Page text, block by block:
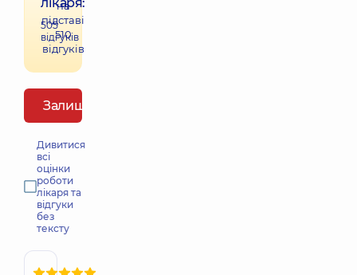
505
відгуків
на
підставі
510
відгуків
Залишити відгук
Дивитися
всі
оцінки
роботи
лікаря та
відгуки
без
тексту